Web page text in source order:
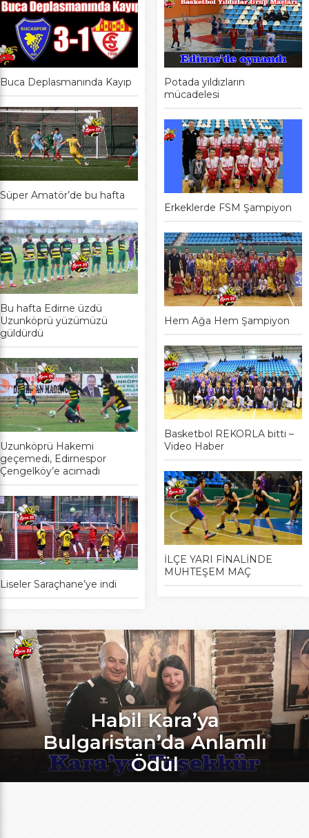
Buca Deplasmanında Kayıp
Süper Amatör’de bu hafta
Bu hafta Edirne üzdü
Uzunköprü yüzümüzü
güldürdü
Uzunköprü Hakemi
geçemedi, Edirnespor
Çengelköy’e acımadı
Liseler Saraçhane’ye indi
Potada yıldızların
mücadelesi
Erkeklerde FSM Şampiyon
Hem Ağa Hem Şampiyon
Basketbol REKORLA bitti –
Video Haber
İLÇE YARI FİNALİNDE
MUHTEŞEM MAÇ
Habil Kara’ya
Bulgaristan’da Anlamlı
Ödül